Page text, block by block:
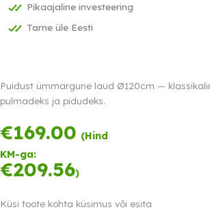
Pikaajaline investeering
Tarne üle Eesti
Puidust ümmargune laud Ø120cm —
pulmadeks ja pidudeks.
€169.00 (Hind
KM-ga:
€209.56)
Küsi toote kohta küsimus või esita